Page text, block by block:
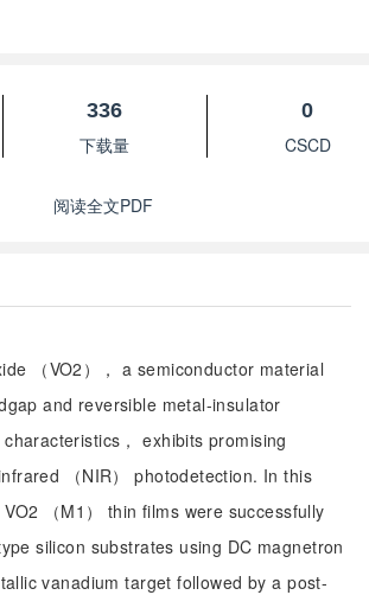
336
下载量
0
CSCD
阅读全文PDF
（VO2）， a semiconductor material
and reversible metal-insulator
， exhibits promising
（NIR） photodetection. In this
（M1） thin films were successfully
silicon substrates using DC magnetron
vanadium target followed by a post-